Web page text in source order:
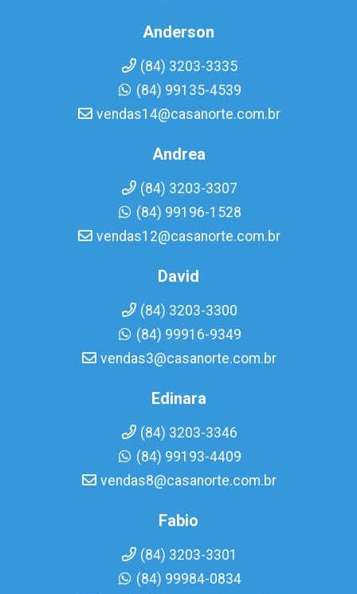
Anderson
(84) 3203-3335
(84) 99135-4539
vendas14@casanorte.com.br
Andrea
(84) 3203-3307
(84) 99196-1528
vendas12@casanorte.com.br
David
(84) 3203-3300
(84) 99916-9349
vendas3@casanorte.com.br
Edinara
(84) 3203-3346
(84) 99193-4409
vendas8@casanorte.com.br
Fabio
(84) 3203-3301
(84) 99984-0834